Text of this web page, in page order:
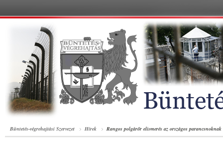
Büntetés-végrehajtási Szervezet Hírek Rangos polgárőr elismerés az országos parancsnoknak